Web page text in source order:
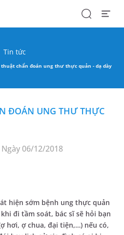
SearchOpen
Tin tức
thuật chẩn đoán ung thư thực quản - dạ dày
ĐOÁN UNG THƯ THỰC
Ngày 06/12/2018
hiện sớm bệnh ung thực quản
đi tầm soát, bác sĩ sẽ hỏi bạn
hơi, ợ chua, đại tiện,…) nếu có,